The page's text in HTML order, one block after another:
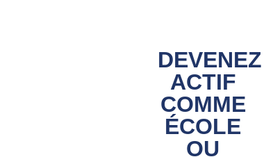
DEVENEZ
ACTIF
COMME
ÉCOLE
OU